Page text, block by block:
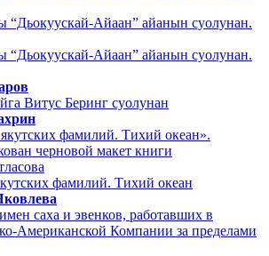
“Дьокуускай-Айаан” айанын суолунан.
“Дьокуускай-Айаан” айанын суолунан.
Витус Беринг суолунан
фамилий. Тихий океан».
черновой макет книги
фамилий. Тихий океан
саха и эвенков, работавших в
Американской Компании за пределами